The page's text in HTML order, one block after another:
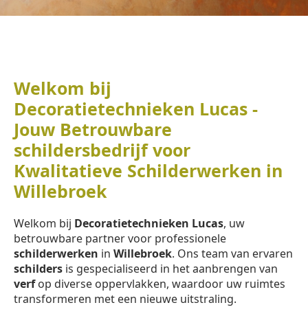
Welkom bij
Decoratietechnieken Lucas -
Jouw Betrouwbare
schildersbedrijf voor
Kwalitatieve Schilderwerken in
Willebroek
Welkom bij Decoratietechnieken Lucas, uw
betrouwbare partner voor professionele
schilderwerken in Willebroek. Ons team van ervaren
schilders is gespecialiseerd in het aanbrengen van
verfop diverse oppervlakken, waardoor uw ruimtes
transformeren met een nieuwe uitstraling.